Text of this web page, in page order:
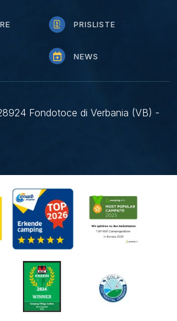
PRISLISTE
NEWS
Fondotoce di Verbania (VB) -